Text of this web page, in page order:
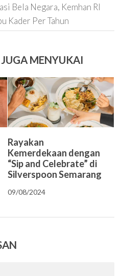
Bela Negara, Kemhan RI
Kader Per Tahun
MENYUKAI
Rayakan
Kemerdekaan dengan
“Sip and Celebrate” di
Silverspoon Semarang
09/08/2024